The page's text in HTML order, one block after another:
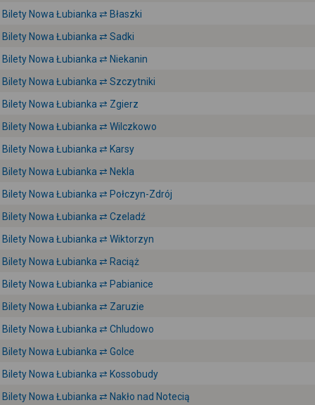
Bilety Nowa Łubianka ⇄ Błaszki
Bilety Nowa Łubianka ⇄ Sadki
Bilety Nowa Łubianka ⇄ Niekanin
Bilety Nowa Łubianka ⇄ Szczytniki
Bilety Nowa Łubianka ⇄ Zgierz
Bilety Nowa Łubianka ⇄ Wilczkowo
Bilety Nowa Łubianka ⇄ Karsy
Bilety Nowa Łubianka ⇄ Nekla
Bilety Nowa Łubianka ⇄ Połczyn-Zdrój
Bilety Nowa Łubianka ⇄ Czeladź
Bilety Nowa Łubianka ⇄ Wiktorzyn
Bilety Nowa Łubianka ⇄ Raciąż
Bilety Nowa Łubianka ⇄ Pabianice
Bilety Nowa Łubianka ⇄ Zaruzie
Bilety Nowa Łubianka ⇄ Chludowo
Bilety Nowa Łubianka ⇄ Golce
Bilety Nowa Łubianka ⇄ Kossobudy
Bilety Nowa Łubianka ⇄ Nakło nad Notecią